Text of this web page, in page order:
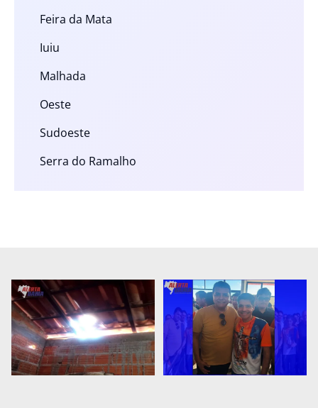
Feira da Mata
Iuiu
Malhada
Oeste
Sudoeste
Serra do Ramalho